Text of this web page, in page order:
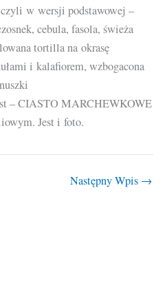
w wersji podstawowej –
cebula, fasola, świeża
tortilla na okrasę
i kalafiorem, wzbogacona
– CIASTO MARCHEWKOWE
Jest i foto.
Następny Wpis →